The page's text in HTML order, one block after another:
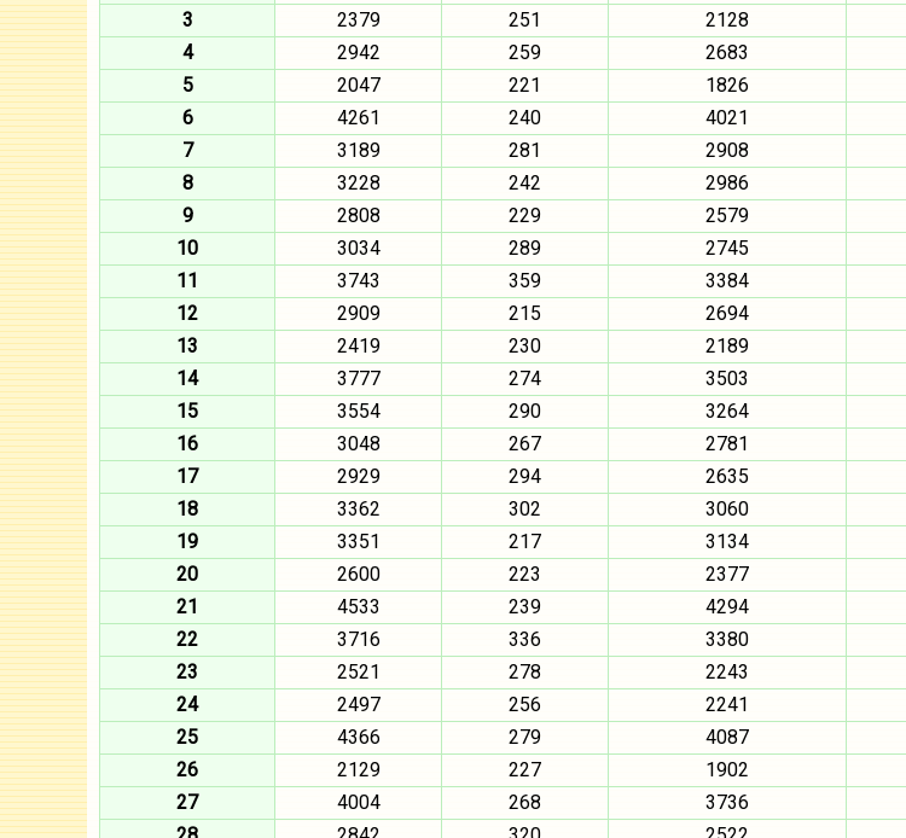
3
2379 251 2128
4
2942 259 2683
5
2047 221 1826
6
4261 240 4021
7
3189 281 2908
8
3228 242 2986
9
2808 229 2579
10
3034 289 2745
11
3743 359 3384
12
2909 215 2694
13
2419 230 2189
14
3777 274 3503
15
3554 290 3264
16
3048 267 2781
17
2929 294 2635
18
3362 302 3060
19
3351 217 3134
20
2600 223 2377
21
4533 239 4294
22
3716 336 3380
23
2521 278 2243
24
2497 256 2241
25
4366 279 4087
26
2129 227 1902
27
4004 268 3736